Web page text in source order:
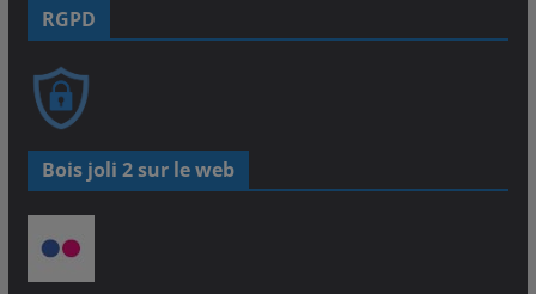
RGPD
Bois joli 2 sur le web